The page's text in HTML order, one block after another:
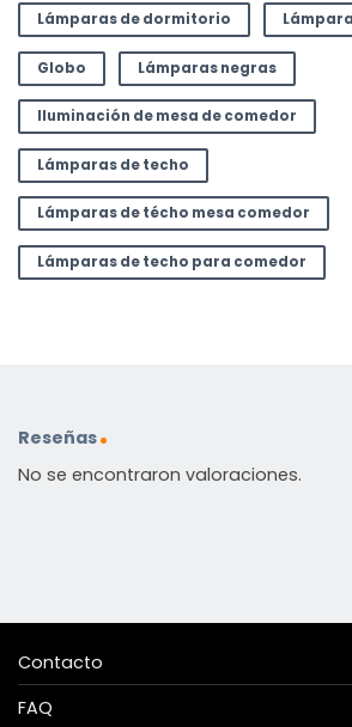
Lámparas de dormitorio
Globo Lámparas negras
Iluminación de mesa de comedor
Lámparas de techo
Lámparas de técho mesa comedor
Lámparas de techo para comedor
Reseñas
No se encontraron valoraciones.
Contacto
FAQ